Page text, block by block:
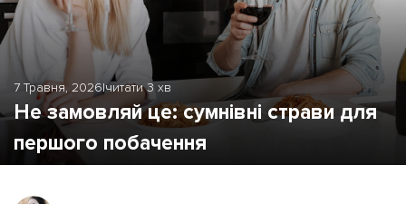
7 Травня, 2026|читати 3 хв
Не замовляй це: сумнівні страви для
першого побачення